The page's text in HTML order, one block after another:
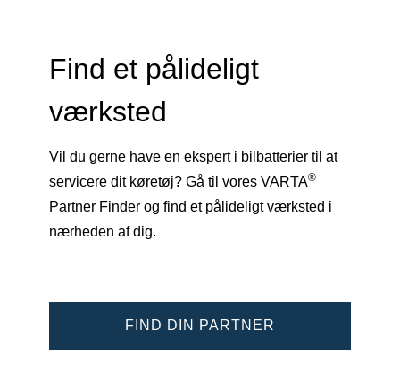
Find et pålideligt
værksted
Vil du gerne have en ekspert i bilbatterier til at
servicere dit køretøj? Gå til vores VARTA®
Partner Finder og find et pålideligt værksted i
nærheden af dig.
FIND DIN PARTNER